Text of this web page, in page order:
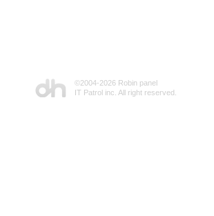
©2004-2026 Robin panel
IT Patrol inc. All right reserved.